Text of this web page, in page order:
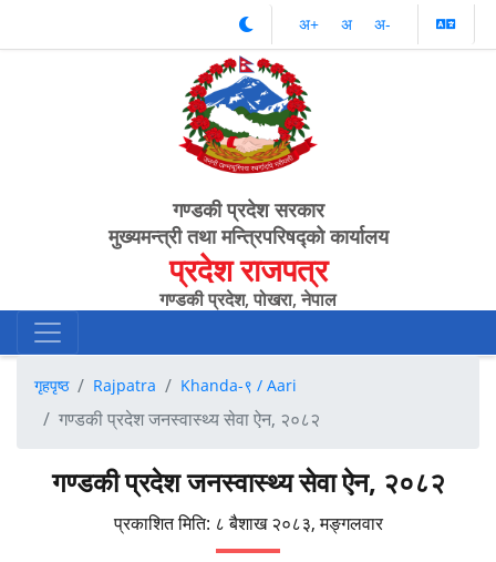
अ‌‌+ अ‌ अ‌-
गण्डकी प्रदेश सरकार
मुख्यमन्त्री तथा मन्त्रिपरिषद्को कार्यालय
प्रदेश राजपत्र
गण्डकी प्रदेश, पोखरा, नेपाल
गृहपृष्ठ Rajpatra Khanda-९ / Aari
गण्डकी प्रदेश जनस्वास्थ्य सेवा ऐन, २०८२
गण्डकी प्रदेश जनस्वास्थ्य सेवा ऐन, २०८२
प्रकाशित मिति: ८ बैशाख २०८३, मङ्गलवार